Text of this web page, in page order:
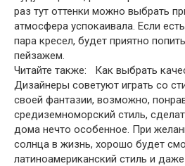
раз тут оттенки можно выбрать
атмосфера успокаивала. Если
пара кресел, будет приятно
пейзажем.
Читайте также: Как выбрать
Дизайнеры советуют играть со
своей фантазии, возможно,
средиземноморский стиль,
дома нечто особенное. При
солнца в жизнь, хорошо будет
латиноамериканский стиль и